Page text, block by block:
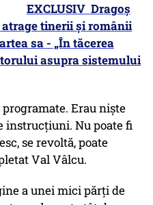
- EXCLUSIV Dragoș
tinerii și românii
sa - „În tăcerea
asupra sistemului
Erau niște
instrucțiuni. Nu poate fi
se revoltă, poate
Val Vâlcu.
a unei mici părți de